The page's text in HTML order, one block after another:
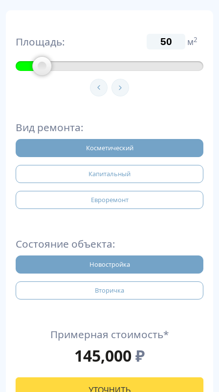
Площадь: м2
Вид ремонта:
Косметический
Капитальный
Евроремонт
Состояние объекта:
Новостройка
Вторичка
Примерная стоимость*
145,000₽